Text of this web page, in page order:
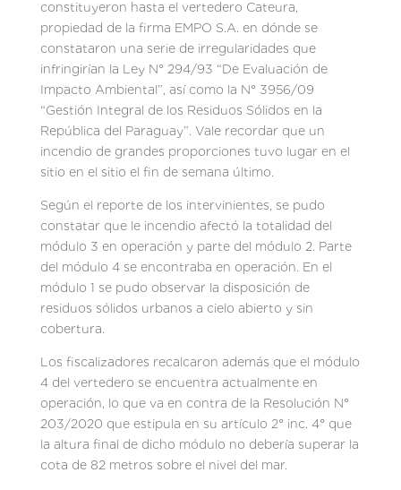
constituyeron hasta el vertedero Cateura,
propiedad de la firma EMPO S.A. en dónde se
constataron una serie de irregularidades que
infringirían la Ley N° 294/93 “De Evaluación de
Impacto Ambiental”, así como la N° 3956/09
“Gestión Integral de los Residuos Sólidos en la
República del Paraguay”. Vale recordar que un
incendio de grandes proporciones tuvo lugar en el
sitio en el sitio el fin de semana último.
Según el reporte de los intervinientes, se pudo
constatar que le incendio afectó la totalidad del
módulo 3 en operación y parte del módulo 2. Parte
del módulo 4 se encontraba en operación. En el
módulo 1 se pudo observar la disposición de
residuos sólidos urbanos a cielo abierto y sin
cobertura.
Los fiscalizadores recalcaron además que el módulo
4 del vertedero se encuentra actualmente en
operación, lo que va en contra de la Resolución N°
203/2020 que estipula en su artículo 2° inc. 4° que
la altura final de dicho módulo no debería superar la
cota de 82 metros sobre el nivel del mar.